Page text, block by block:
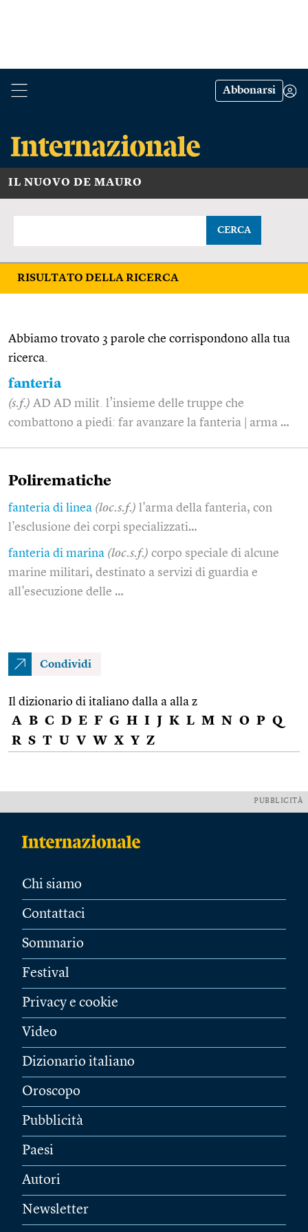
Abbonarsi
IL NUOVO DE MAURO
CERCA
RISULTATO DELLA RICERCA
Abbiamo trovato 3 parole che corrispondono alla tua
ricerca.
fanteria
(s.f.) AD AD milit. l’insieme delle truppe che
combattono a piedi: far avanzare la fanteria | arma …
Polirematiche
fanteria di linea (loc.s.f.) l'arma della fanteria, con
l'esclusione dei corpi specializzati…
fanteria di marina (loc.s.f.) corpo speciale di alcune
marine militari, destinato a servizi di guardia e
all'esecuzione delle …
Condividi
Il dizionario di italiano dalla a alla z
A B C D E F G H I J K L M N O P Q
R S T U V W X Y Z
PUBBLICITÀ
Chi siamo
Contattaci
Sommario
Festival
Privacy e cookie
Video
Dizionario italiano
Oroscopo
Pubblicità
Paesi
Autori
Newsletter